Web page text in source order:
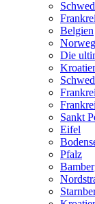
Belgien
Die
Sankt
Eifel
Pfalz